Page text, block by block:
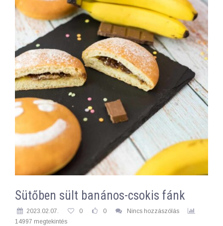
Sütőben sült banános-csokis fánk
2023.02.07. 0 0
Nincs hozzászólás
14997 megtekintés